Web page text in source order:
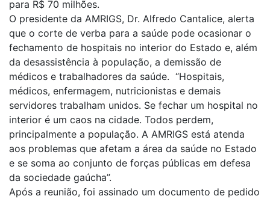
para R$ 70 milhões.
O presidente da AMRIGS, Dr. Alfredo Cantalice, alerta
que o corte de verba para a saúde pode ocasionar o
fechamento de hospitais no interior do Estado e, além
da desassistência à população, a demissão de
médicos e trabalhadores da saúde. “Hospitais,
médicos, enfermagem, nutricionistas e demais
servidores trabalham unidos. Se fechar um hospital no
interior é um caos na cidade. Todos perdem,
principalmente a população. A AMRIGS está atenda
aos problemas que afetam a área da saúde no Estado
e se soma ao conjunto de forças públicas em defesa
da sociedade gaúcha”.
Após a reunião, foi assinado um documento de pedido